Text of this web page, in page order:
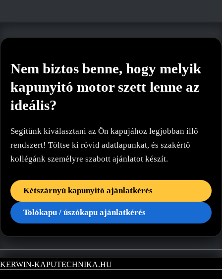
Nem biztos benne, hogy melyik
kapunyitó motor szett lenne az
ideális?
Segítünk kiválasztani az Ön kapujához legjobban illő
rendszert! Töltse ki rövid adatlapunkat, és szakértő
kollégánk személyre szabott ajánlatot készít.
Kétszárnyú kapunyitó ajánlatkérés
Tolókapu / úszókapu ajánlatkérés
KERWIN-KAPUTECHNIKA.HU